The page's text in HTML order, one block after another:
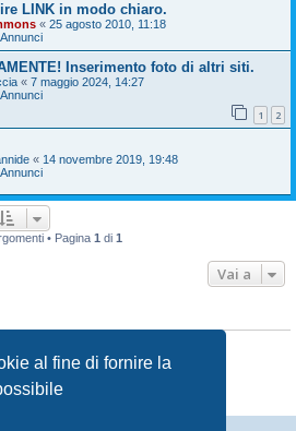
al fine di fornire la
LINK in modo chiaro.
« 25 agosto 2010, 11:18
Inserimento foto di altri siti.
« 7 maggio 2024, 14:27
1 2
« 14 novembre 2019, 19:48
• Pagina 1 di 1
Vai a